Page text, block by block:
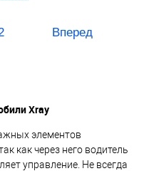
Вперед
Xray
элементов
как через него водитель
управление. Не всегда